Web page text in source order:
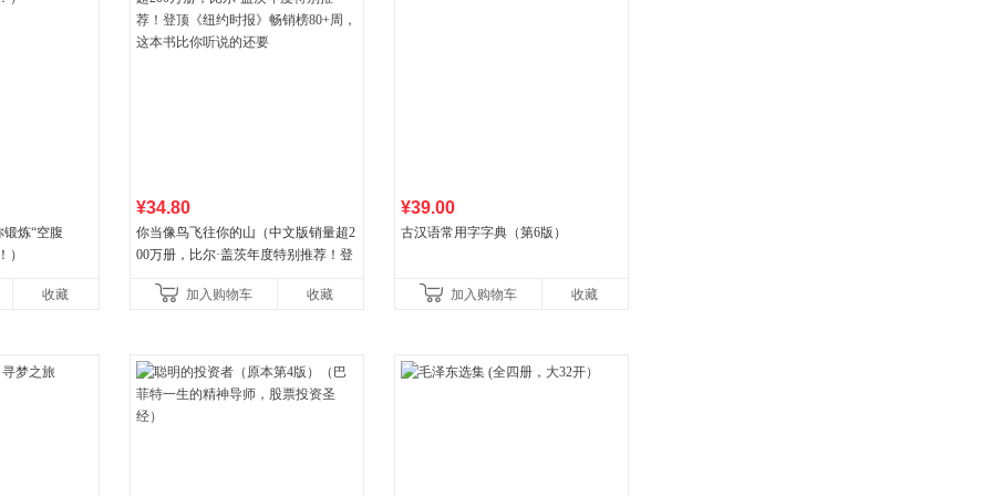
炼“空腹
）
收藏
¥34.80
你当像鸟飞往你的山（中文版销量超2
00万册，比尔·盖茨年度特别推荐！登
比你听说的还要
加入购物车 收藏
¥39.00
古汉语常用字字典（第6版）
加入购物车 收藏